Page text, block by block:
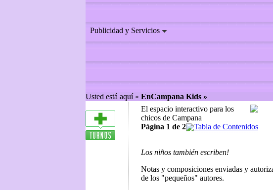
Publicidad y Servicios
Usted está aquí » EnCampana Kids »
El espacio interactivo para los
chicos de Campana
Página 1 de 2
Tabla de Contenidos
Los niños también escriben!
Notas y composiciones enviadas y
de los "pequeños" autores.